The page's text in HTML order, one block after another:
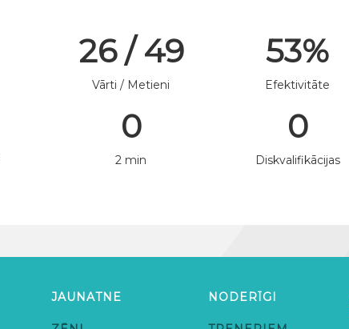
26 / 49
Vārti / Metieni
53%
Efektivitāte
0
2 min
0
Diskvalifikācijas
JAUNATNE NODERĪGI